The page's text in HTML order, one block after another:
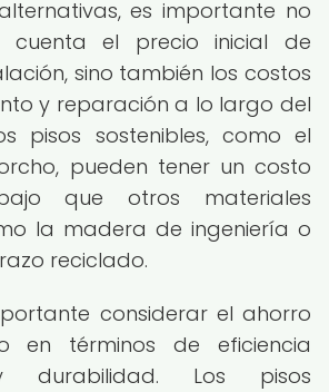
es importante no
cuenta el precio inicial de
sino también los costos
y reparación a lo largo del
pisos sostenibles, como el
pueden tener un costo
que otros materiales
la madera de ingeniería o
reciclado.
considerar el ahorro
en términos de eficiencia
durabilidad. Los pisos